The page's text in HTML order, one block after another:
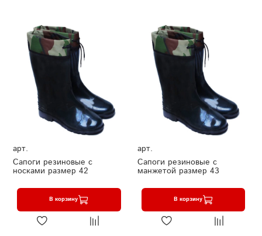
арт.
Сапоги резиновые с
носками размер 42
В корзину
арт.
Сапоги резиновые с
манжетой размер 43
В корзину